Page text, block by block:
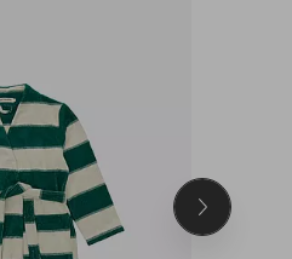
Seuraava